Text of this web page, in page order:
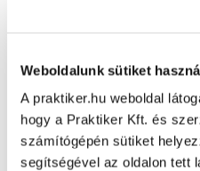
Weboldalunk sütiket
A praktiker.hu weboldal
hogy a Praktiker Kft. és
számítógépén sütiket
segítségével az oldalon tett
Oldal